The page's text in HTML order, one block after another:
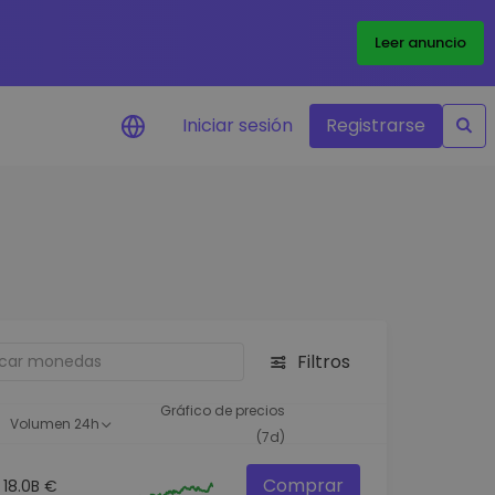
Leer anuncio
oportunidades de
inteligente para un
Iniciar sesión Registrarse
Filtros
Volumen 24h
Gráfico de precios
(7d)
18.0B € Comprar